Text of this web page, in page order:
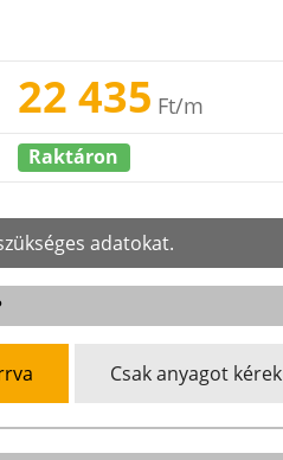
22 435 Ft/m
Raktáron
adatokat.
Csak anyagot kérek